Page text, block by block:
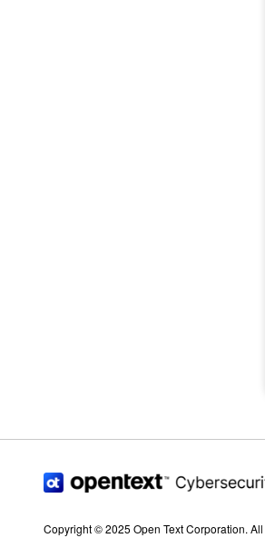
Copyright © 2025 Open Text Corporation.